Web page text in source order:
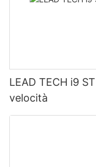
LEAD TECH i9
velocità